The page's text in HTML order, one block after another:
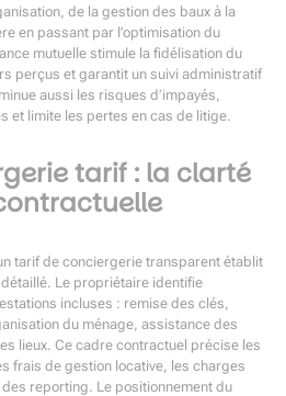
de la gestion des baux à la
en passant par l’optimisation du
mutuelle stimule la fidélisation du
perçus et garantit un suivi administratif
aussi les risques d’impayés,
et limite les pertes en cas de litige.
tarif : la clarté
tarif de conciergerie transparent établit
Le propriétaire identifie
incluses : remise des clés,
du ménage, assistance des
lieux. Ce cadre contractuel précise les
frais de gestion locative, les charges
reporting. Le positionnement du